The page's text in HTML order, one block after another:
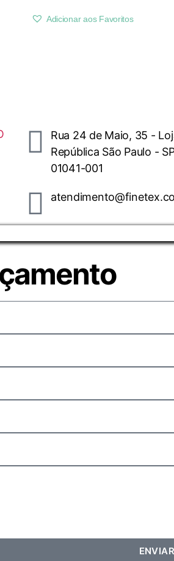
Adicionar aos Favoritos
Rua 24 de Maio, 35 -
República São Paulo -
01041-001
ENVIAR